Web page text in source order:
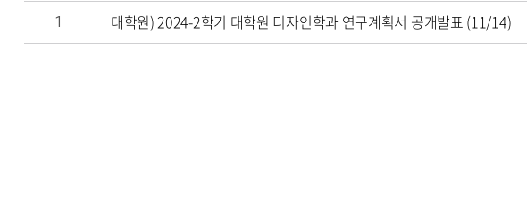
1 대학원) 2024-2학기 대학원 디자인학과 연구계획서 공개발표 (11/14)